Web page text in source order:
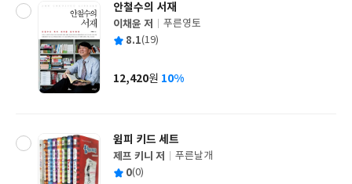
안철수의 서재
글
쓴
이채윤 저
출
사
푸른영토
평 8.1(19)
가
12,420원 10%
윔피 키드 세트
글
쓴
제프 키니 저
출
푸른날개
평 0(0)